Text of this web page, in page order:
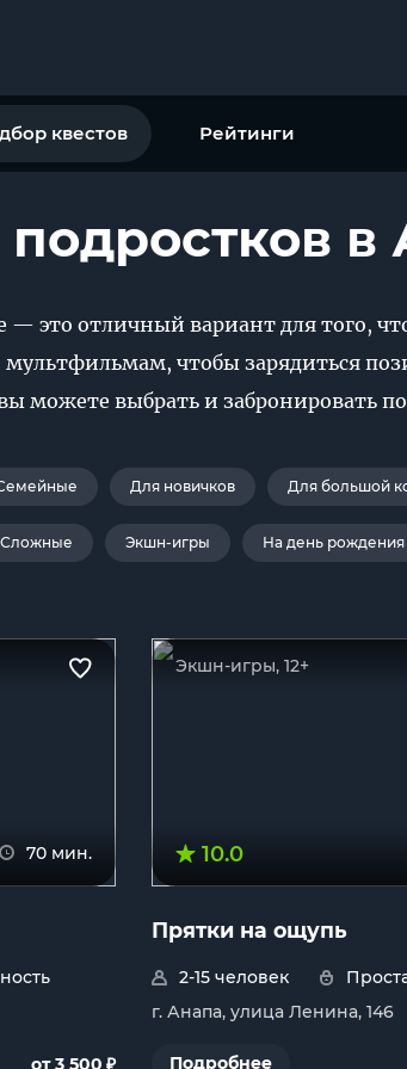
квестов Рейтинги
в
— это отличный вариант для того,
чтобы зарядиться
можете выбрать и забронировать
Для новичков Для большой
Сложные Экшн-игры На день рождения
70 мин.
от 3 500 ₽
Экшн-игры, 12+
10.0
Прятки на ощупь
2-15 человек
г. Анапа, улица Ленина, 146
Подробнее